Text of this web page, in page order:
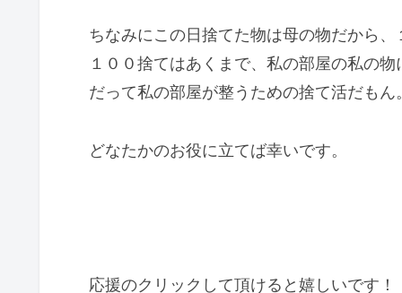
ちなみにこの日捨てた物は母の物だから
１００捨てはあくまで、私の部屋の私の
だって私の部屋が整うための捨て活だもん
どなたかのお役に立てば幸いです。
応援のクリックして頂けると嬉しいです！